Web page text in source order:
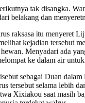
tak disangka.
belakang dan
raksasa itu menyeret
kejadian tersebut
Menyadari ada
ke dalam air
sebagai Duan
tersebut selama lebih
Xixiakou saat masih